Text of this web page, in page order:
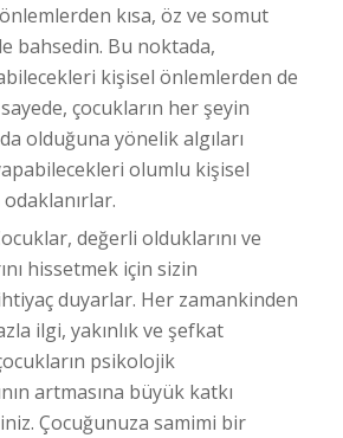
kısa, öz ve somut
bahsedin. Bu noktada,
kişisel önlemlerden de
çocukların her şeyin
olduğuna yönelik algıları
olumlu kişisel
değerli olduklarını ve
hissetmek için sizin
ihtiyaç duyarlar. Her zamankinden
ilgi, yakınlık ve şefkat
psikolojik
artmasına büyük katkı
Çocuğunuza samimi bir